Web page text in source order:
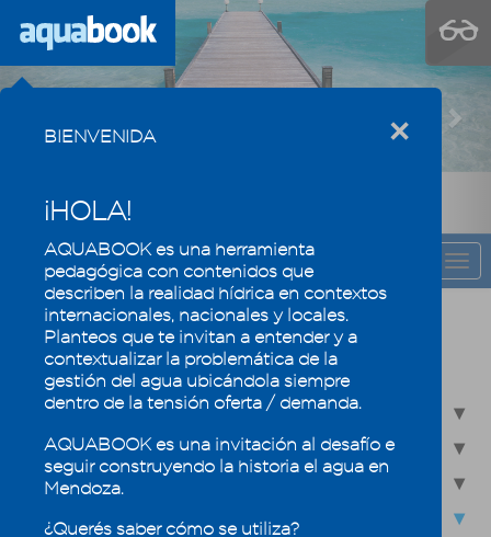
Previous
CAPÍTULO
¡Les damos la bienvenida a Aquabook!
1.0 - El agua: una mirada global
1.1 - El agua fuente de vida, bienestar y desarrollo
1.2 - Disponibilidad y accesibilidad de agua en el mundo
1.3 - Principales acuerdos internacionales sobre el agua
1.4 - Las potencialidades del recurso hídrico en
×
BIENVENIDA
¡HOLA!
AQUABOOK es una herramienta
pedagógica con contenidos que
describen la realidad hídrica en contextos
internacionales, nacionales y locales.
Planteos que te invitan a entender y a
contextualizar la problemática de la
gestión del agua ubicándola siempre
dentro de la tensión oferta / demanda.
AQUABOOK es una invitación al desafío e
seguir construyendo la historia el agua en
Mendoza.
¿Querés saber cómo se utiliza?